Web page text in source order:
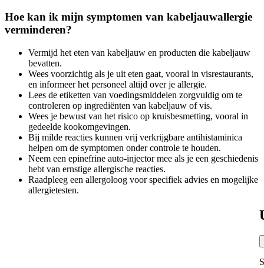
Hoe kan ik mijn symptomen van kabeljauwallergie
verminderen?
Vermijd het eten van kabeljauw en producten die kabeljauw
bevatten.
Wees voorzichtig als je uit eten gaat, vooral in visrestaurants,
en informeer het personeel altijd over je allergie.
Lees de etiketten van voedingsmiddelen zorgvuldig om te
controleren op ingrediënten van kabeljauw of vis.
Wees je bewust van het risico op kruisbesmetting, vooral in
gedeelde kookomgevingen.
Bij milde reacties kunnen vrij verkrijgbare antihistaminica
helpen om de symptomen onder controle te houden.
Neem een epinefrine auto-injector mee als je een geschiedenis
hebt van ernstige allergische reacties.
Raadpleeg een allergoloog voor specifiek advies en mogelijke
allergietesten.